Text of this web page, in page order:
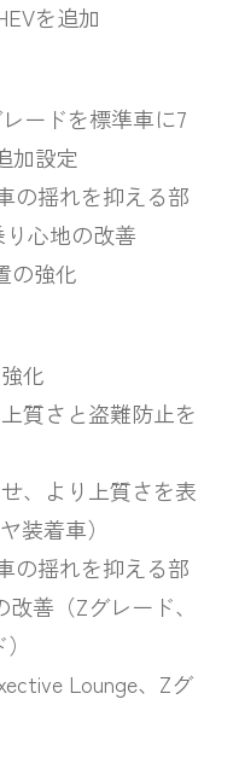
を追加
ードを標準車に7
加設定
の揺れを抑える部
心地の改善
の強化
化
質さと盗難防止を
、より上質さを表
装着車）
の揺れを抑える部
善（Zグレード、
Lounge、Zグ